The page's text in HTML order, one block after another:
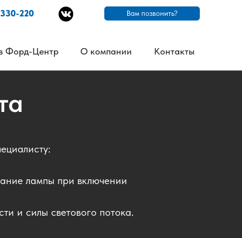
220
О компании
Вам позвонить?
Форд-Центр Контакты
лампы при включении
и силы светового потока.